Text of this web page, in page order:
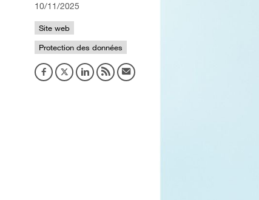
10/11/2025
Site web
Protection des données